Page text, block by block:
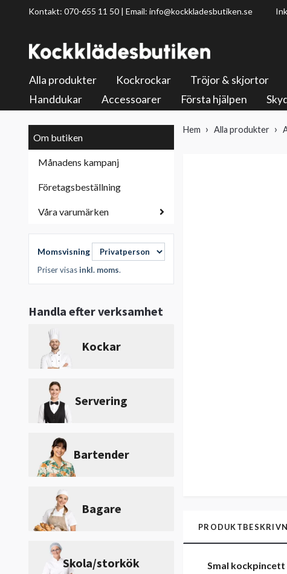
Kontakt: 070-655 11 50 | Email: info@kockkladesbutiken.se
Alla produkter Kockrockar Tröjor & skjortor
Handdukar
Accessoarer Första hjälpen
Om butiken
Månadens kampanj
Företagsbeställning
Våra varumärken
Momsvisning
Priser visasinkl. moms.
Handla efter verksamhet
Kockar
Servering
Bartender
Bagare
Skola/storkök
Hem Alla produkter
Smal